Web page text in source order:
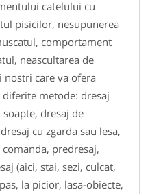
catelului cu
pisicilor, nesupunerea
comportament
neascultarea de
nostri care va ofera
metode: dresaj
dresaj de
cu zgarda sau lesa,
predresaj,
(aici, stai, sezi, culcat,
la picior, lasa-obiecte,